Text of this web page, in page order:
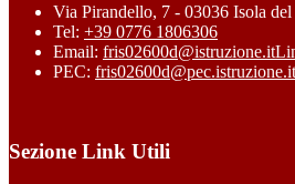
Via Pirandello, 7 - 03036 Isola
Tel: +39 0776 1806306
Email: fris02600d@istruzione.it
PEC: fris02600d@pec.istruzione.it
Sezione Link Utili